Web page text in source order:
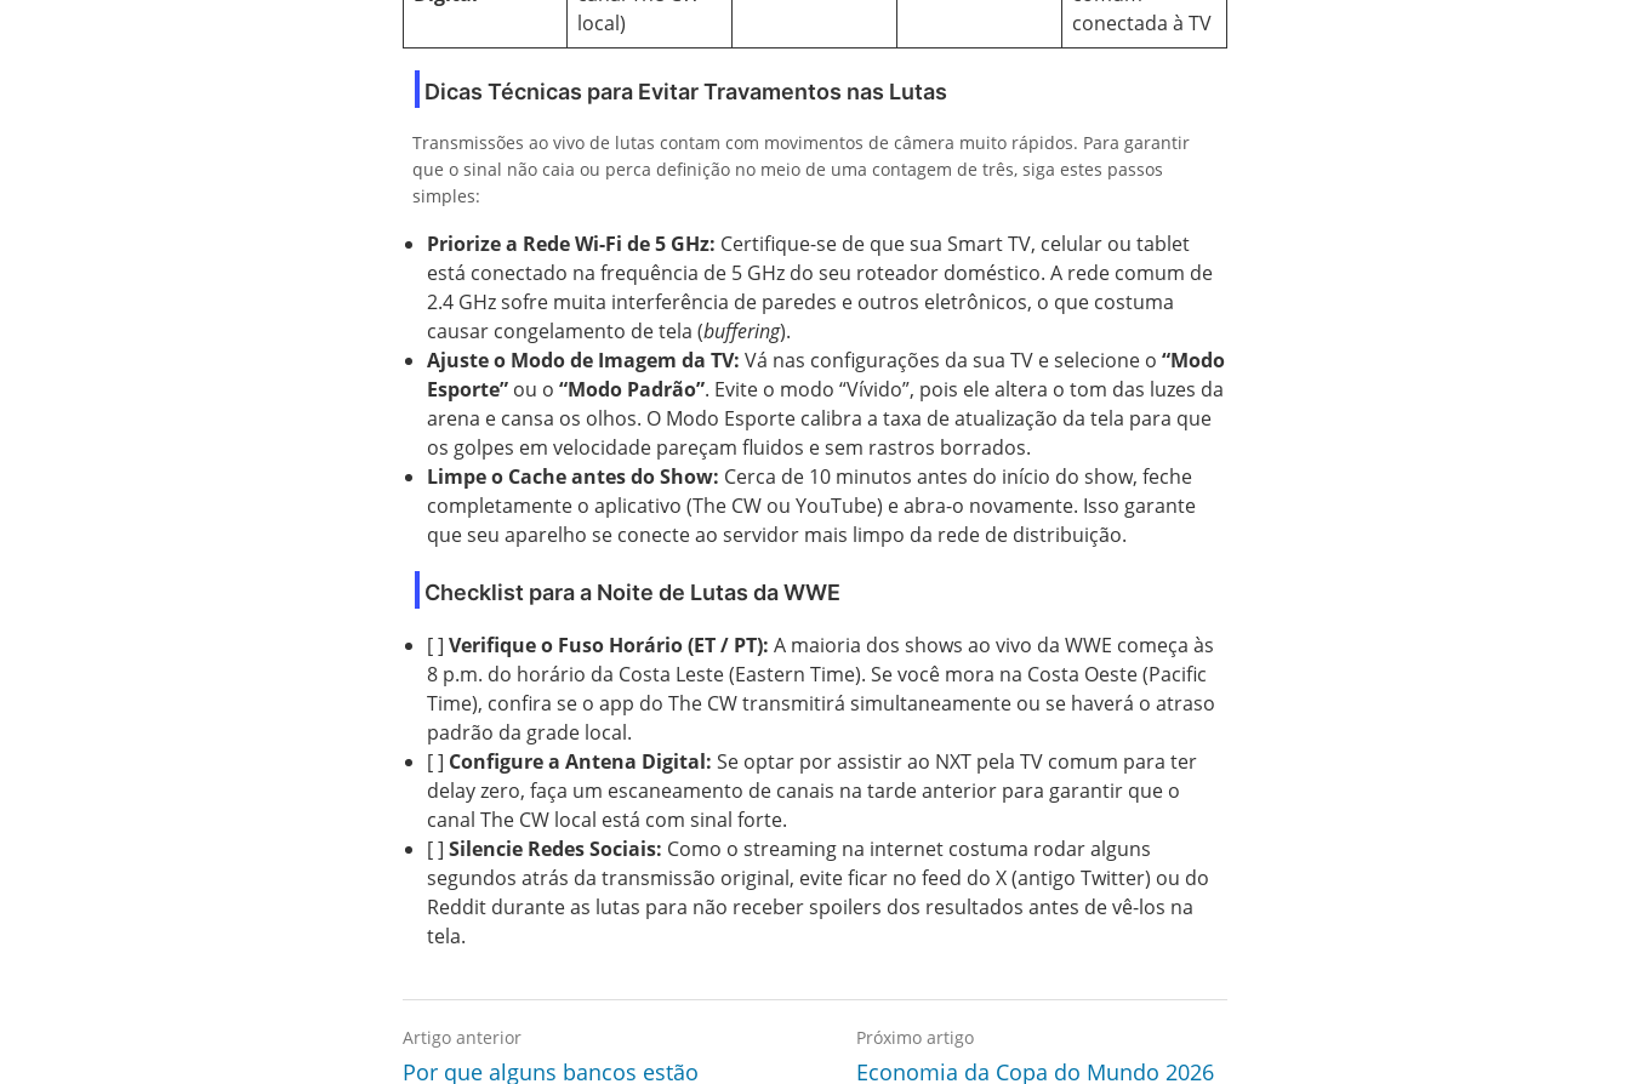
local)
conectada à TV
Dicas Técnicas para Evitar Travamentos nas Lutas
Transmissões ao vivo de lutas contam com movimentos de câmera muito rápidos. Para garantir
que o sinal não caia ou perca definição no meio de uma contagem de três, siga estes passos
simples:
Priorize a Rede Wi-Fi de 5 GHz: Certifique-se de que sua Smart TV, celular ou tablet
está conectado na frequência de 5 GHz do seu roteador doméstico. A rede comum de
2.4 GHz sofre muita interferência de paredes e outros eletrônicos, o que costuma
causar congelamento de tela (buffering).
Ajuste o Modo de Imagem da TV: Vá nas configurações da sua TV e selecione o “Modo
Esporte” ou o “Modo Padrão”. Evite o modo “Vívido”, pois ele altera o tom das luzes da
arena e cansa os olhos. O Modo Esporte calibra a taxa de atualização da tela para que
os golpes em velocidade pareçam fluidos e sem rastros borrados.
Limpe o Cache antes do Show: Cerca de 10 minutos antes do início do show, feche
completamente o aplicativo (The CW ou YouTube) e abra-o novamente. Isso garante
que seu aparelho se conecte ao servidor mais limpo da rede de distribuição.
Checklist para a Noite de Lutas da WWE
[ ] Verifique o Fuso Horário (ET / PT): A maioria dos shows ao vivo da WWE começa às
8 p.m. do horário da Costa Leste (Eastern Time). Se você mora na Costa Oeste (Pacific
Time), confira se o app do The CW transmitirá simultaneamente ou se haverá o atraso
padrão da grade local.
[ ] Configure a Antena Digital: Se optar por assistir ao NXT pela TV comum para ter
delay zero, faça um escaneamento de canais na tarde anterior para garantir que o
canal The CW local está com sinal forte.
[ ] Silencie Redes Sociais: Como o streaming na internet costuma rodar alguns
segundos atrás da transmissão original, evite ficar no feed do X (antigo Twitter) ou do
Reddit durante as lutas para não receber spoilers dos resultados antes de vê-los na
tela.
Artigo anterior
Por que alguns bancos estão
Próximo artigo
Economia da Copa do Mundo 2026